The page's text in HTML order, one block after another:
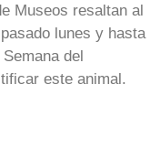
Museos resaltan al
lunes y hasta
del
este animal.